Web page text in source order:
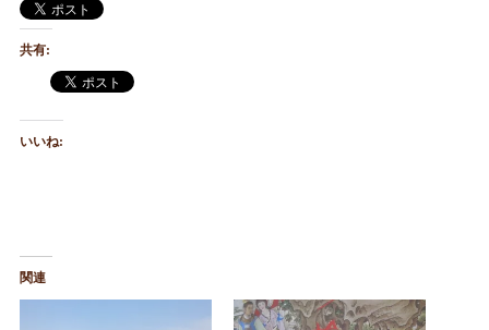
共有:
いいね:
関連